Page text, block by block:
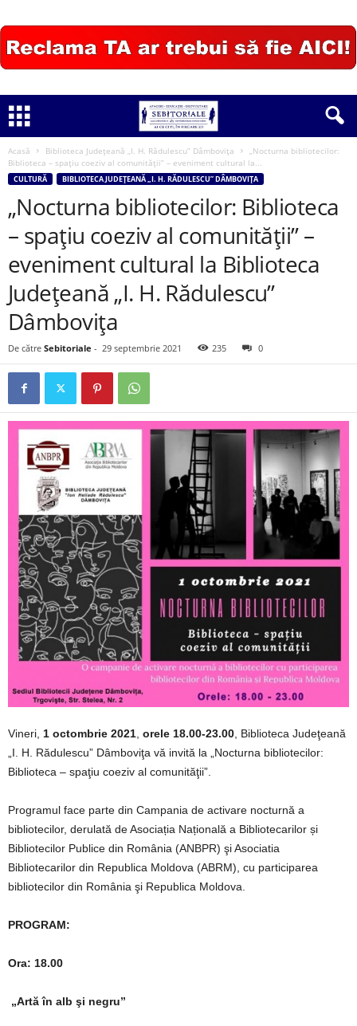
Acasă Biblioteca Judeţeană „I. H. Rădulescu” Dâmboviţa
„Nocturna bibliotecilor:
Biblioteca – spaţiu coeziv al comunităţii” – eveniment cultural la...
CULTURĂ BIBLIOTECA JUDEŢEANĂ „I. H. RĂDULESCU” DÂMBOVIŢA
„Nocturna bibliotecilor: Biblioteca
– spaţiu coeziv al comunităţii” –
eveniment cultural la Biblioteca
Judeţeană „I. H. Rădulescu”
Dâmboviţa
De către Sebitoriale - 29 septembrie 2021 235 0
Vineri, 1 octombrie 2021 orele 18.00-23.00 , Biblioteca Judeţeană
„I. H. Rădulescu” Dâmboviţa vă invită la „Nocturna bibliotecilor:
Biblioteca – spaţiu coeziv al comunităţii”.
Programul face parte din Campania de activare nocturnă a
bibliotecilor, derulată de Asociația Națională a Bibliotecarilor și
Bibliotecilor Publice din România (ANBPR) şi Asociatia
Bibliotecarilor din Republica Moldova (ABRM), cu participarea
bibliotecilor din România şi Republica Moldova.
PROGRAM:
Ora: 18.00
„Artă în alb şi negru”